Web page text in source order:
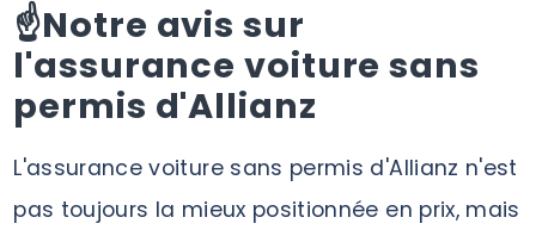
☝️Notre avis sur
l'assurance voiture sans
permis d'Allianz
L'assurance voiture sans permis d'Allianz n'est
pas toujours la mieux positionnée en prix, mais